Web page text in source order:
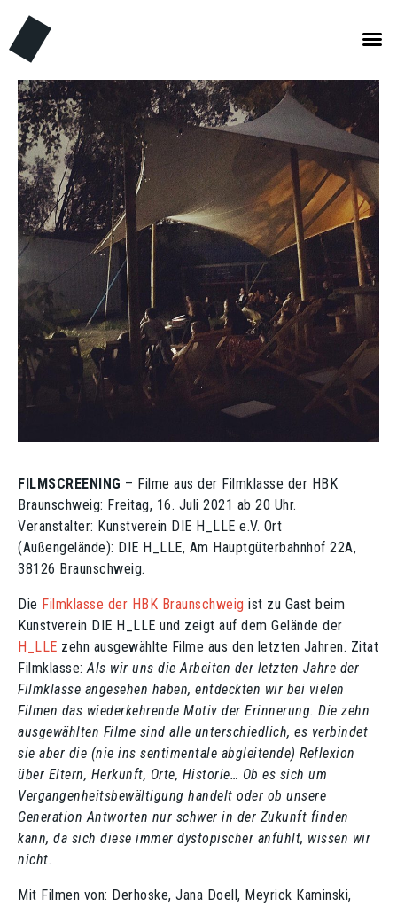
FILMSCREENING – Filme aus der Filmklasse der HBK
Braunschweig: Freitag, 16. Juli 2021 ab 20 Uhr.
Veranstalter: Kunstverein DIE H_LLE e.V. Ort
(Außengelände): DIE H_LLE, Am Hauptgüterbahnhof 22A,
38126 Braunschweig.
Die Filmklasse der HBK Braunschweig ist zu Gast beim
Kunstverein DIE H_LLE und zeigt auf dem Gelände der
H_LLE zehn ausgewählte Filme aus den letzten Jahren. Zitat
Filmklasse:Als wir uns die Arbeiten der letzten Jahre der
Filmklasse angesehen haben, entdeckten wir bei vielen
Filmen das wiederkehrende Motiv der Erinnerung. Die zehn
ausgewählten Filme sind alle unterschiedlich, es verbindet
sie aber die (nie ins sentimentale abgleitende) Reflexion
über Eltern, Herkunft, Orte, Historie… Ob es sich um
Vergangenheitsbewältigung handelt oder ob unsere
Generation Antworten nur schwer in der Zukunft finden
kann, da sich diese immer dystopischer anfühlt, wissen wir
nicht.
Mit Filmen von: Derhoske, Jana Doell, Meyrick Kaminski,